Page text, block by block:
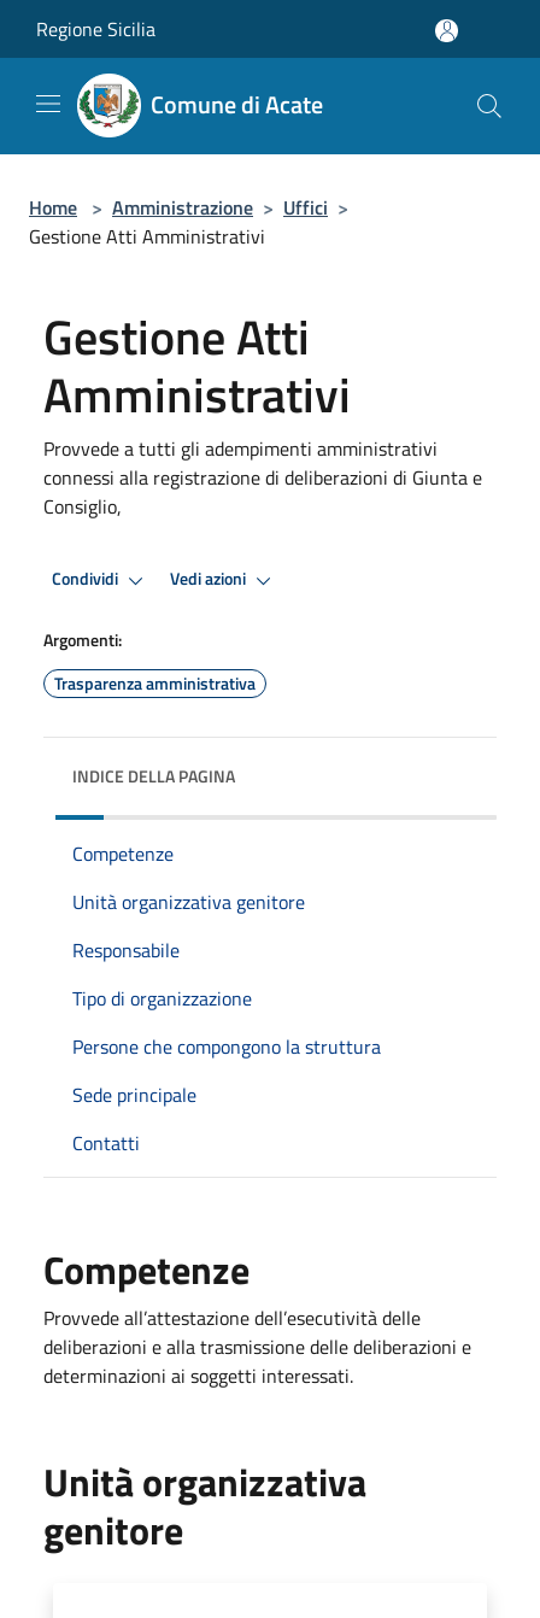
Regione Sicilia
Comune di Acate
Home > Amministrazione > Uffici >
Gestione Atti Amministrativi
Gestione Atti
Amministrativi
Provvede a tutti gli adempimenti amministrativi
connessi alla registrazione di deliberazioni di Giunta e
Consiglio,
Condividi Vedi azioni
Argomenti:
Trasparenza amministrativa
INDICE DELLA PAGINA
Competenze
Unità organizzativa genitore
Responsabile
Tipo di organizzazione
Persone che compongono la struttura
Sede principale
Contatti
Competenze
Provvede all’attestazione dell’esecutività delle
deliberazioni e alla trasmissione delle deliberazioni e
determinazioni ai soggetti interessati.
Unità organizzativa
genitore